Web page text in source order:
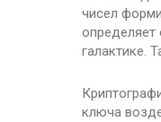
чисел
галактике.
ключа